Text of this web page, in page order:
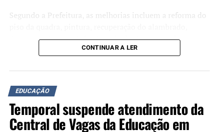
“Nossa rede vem
de importantes avanços, e
o Educa Mais RS chega para
somar a esse processo.
Teremos ainda mais
instrumentos para
acompanhar indicadores,
Segundo a Prefeitura, as melhorias incluem a reforma do
drenagem do parquinho, instalação de mesas e bancos,
adequação das calçadas para acessibilidade e a
intervenções em uma área de 378,9 metros quadrados.
Durante o ato de assinatura, o prefeito Airton Souza
afirmou que a qualificação da estrutura escolar faz parte
dos investimentos na rede municipal de ensino.
CONTINUAR A LER
EDUCAÇÃO
Temporal suspende atendimento da
Central de Vagas da Educação em